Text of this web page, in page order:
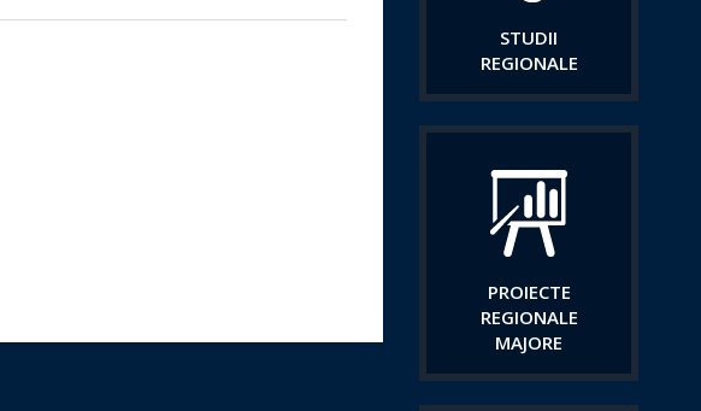
STUDII
REGIONALE
PROIECTE
REGIONALE
MAJORE